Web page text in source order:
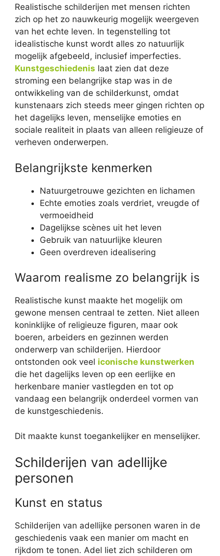
Realistische schilderijen met mensen richten
zich op het zo nauwkeurig mogelijk weergeven
van het echte leven. In tegenstelling tot
idealistische kunst wordt alles zo natuurlijk
mogelijk afgebeeld, inclusief imperfecties.
Kunstgeschiedenis laat zien dat deze
stroming een belangrijke stap was in de
ontwikkeling van de schilderkunst, omdat
kunstenaars zich steeds meer gingen richten op
het dagelijks leven, menselijke emoties en
sociale realiteit in plaats van alleen religieuze of
verheven onderwerpen.
Belangrijkste kenmerken
Natuurgetrouwe gezichten en lichamen
Echte emoties zoals verdriet, vreugde of
vermoeidheid
Dagelijkse scènes uit het leven
Gebruik van natuurlijke kleuren
Geen overdreven idealisering
Waarom realisme zo belangrijk is
Realistische kunst maakte het mogelijk om
gewone mensen centraal te zetten. Niet alleen
koninklijke of religieuze figuren, maar ook
boeren, arbeiders en gezinnen werden
onderwerp van schilderijen. Hierdoor
ontstonden ook veel iconische kunstwerken
die het dagelijks leven op een eerlijke en
herkenbare manier vastlegden en tot op
vandaag een belangrijk onderdeel vormen van
de kunstgeschiedenis.
Dit maakte kunst toegankelijker en menselijker.
Schilderijen van adellijke
personen
Kunst en status
Schilderijen van adellijke personen waren in de
geschiedenis vaak een manier om macht en
rijkdom te tonen. Adel liet zich schilderen om